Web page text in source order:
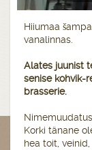
Hiiumaa
vanalinnas.
Alates juunist
senise kohvik-
brasserie.
Korki tänane
hea toit,